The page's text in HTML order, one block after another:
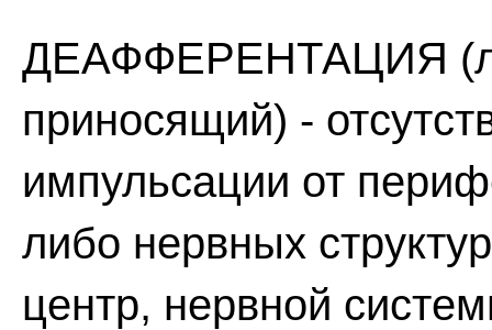
ДЕАФФЕРЕНТАЦИЯ
приносящий) -
импульсации от
либо нервных
центр, нервной